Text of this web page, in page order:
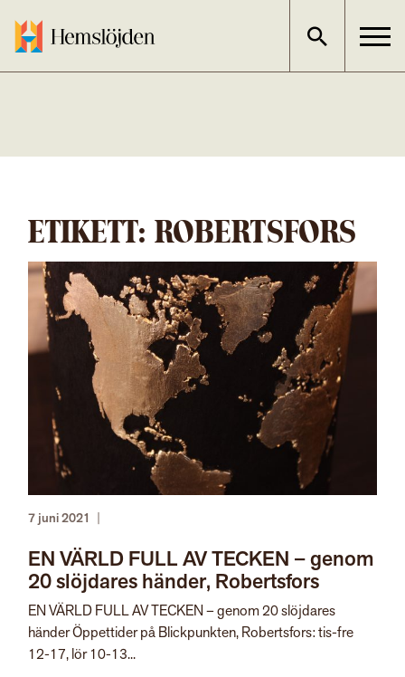
innehållet
ETIKETT: ROBERTSFORS
7 juni 2021
EN VÄRLD FULL AV TECKEN – genom
20 slöjdares händer, Robertsfors
EN VÄRLD FULL AV TECKEN – genom 20 slöjdares
händer Öppettider på Blickpunkten, Robertsfors: tis-fre
12-17, lör 10-13...